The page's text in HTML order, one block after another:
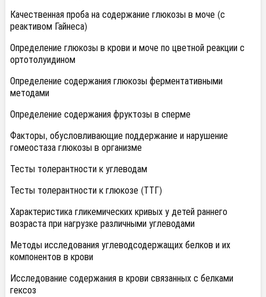
Качественная проба на содержание глюкозы в моче (с
реактивом Гайнеса)
Определение глюкозы в крови и моче по цветной реакции с
ортотолуидином
Определение содержания глюкозы ферментативными
методами
Определение содержания фруктозы в сперме
Факторы, обусловливающие поддержание и нарушение
гомеостаза глюкозы в организме
Тесты толерантности к углеводам
Тесты толерантности к глюкозе (ТТГ)
Характеристика гликемических кривых у детей раннего
возраста при нагрузке различными углеводами
Методы исследования углеводсодержащих белков и их
компонентов в крови
Исследование содержания в крови связанных с белками
гексоз